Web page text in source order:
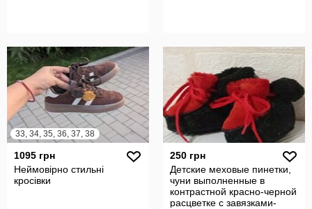
33, 34, 35, 36, 37, 38
1095 грн
Неймовірно стильні
кросівки
250 грн
Детские меховые пинетки,
чуни выполненные в
контрастной красно-черной
расцветке с завязками-